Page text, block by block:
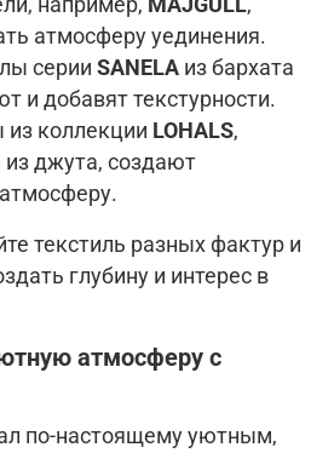
атмосферу уединения.
серии SANELA из бархата
и добавят текстурности.
из коллекции LOHALS,
джута, создают
текстиль разных фактур и
глубину и интерес в
атмосферу с
по-настоящему уютным,